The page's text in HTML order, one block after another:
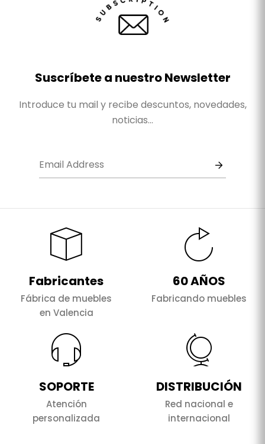
Suscríbete a nuestro Newsletter
Introduce tu mail y recibe descuntos, novedades,
noticias...
Fabricantes
Fábrica de muebles
en Valencia
60 AÑOS
Fabricando muebles
SOPORTE
Atención
personalizada
DISTRIBUCIÓN
Red nacional e
internacional